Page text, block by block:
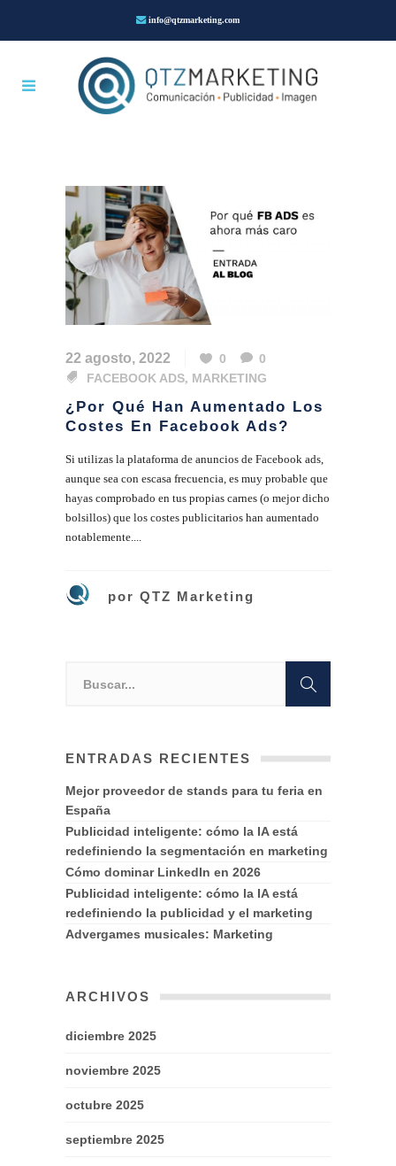
info@qtzmarketing.com
22 agosto, 2022 0
0
FACEBOOK ADS, MARKETING
¿Por Qué Han Aumentado Los
Costes En Facebook Ads?
Si utilizas la plataforma de anuncios de Facebook ads,
aunque sea con escasa frecuencia, es muy probable que
hayas comprobado en tus propias carnes (o mejor dicho
bolsillos) que los costes publicitarios han aumentado
notablemente....
por QTZ Marketing
ENTRADAS RECIENTES
Mejor proveedor de stands para tu feria en
España
Publicidad inteligente: cómo la IA está
redefiniendo la segmentación en marketing
Cómo dominar LinkedIn en 2026
Publicidad inteligente: cómo la IA está
redefiniendo la publicidad y el marketing
Advergames musicales: Marketing
ARCHIVOS
diciembre 2025
noviembre 2025
octubre 2025
septiembre 2025